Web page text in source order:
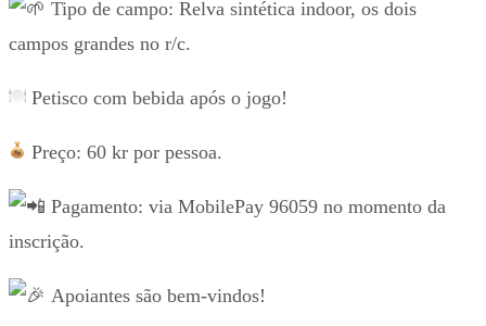
Tipo de campo: Relva sintética indoor, os dois
campos grandes no r/c.
Petisco com bebida após o jogo!
Preço: 60 kr por pessoa.
Pagamento: via MobilePay 96059 no momento da
inscrição.
Apoiantes são bem-vindos!